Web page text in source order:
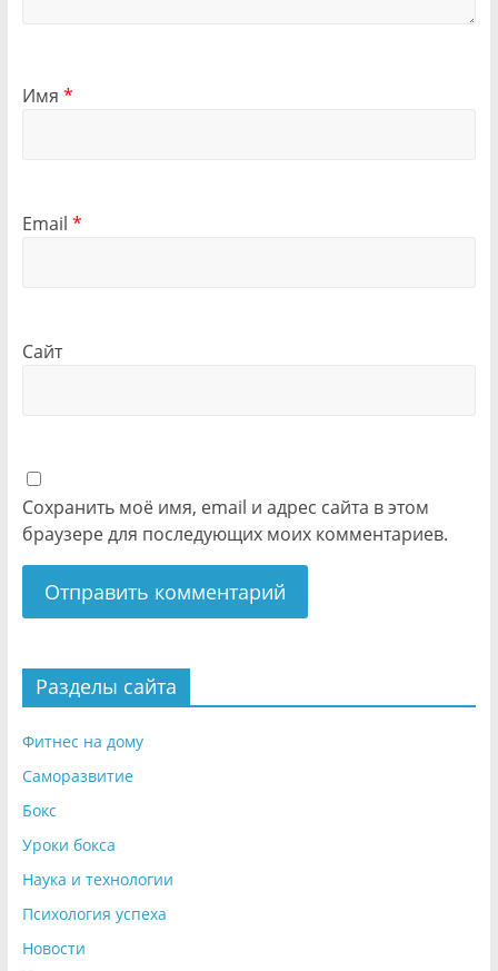
Имя *
Email *
Сайт
Сохранить моё имя, email и адрес сайта в этом
браузере для последующих моих комментариев.
Разделы сайта
Фитнес на дому
Саморазвитие
Бокс
Уроки бокса
Наука и технологии
Психология успеха
Новости